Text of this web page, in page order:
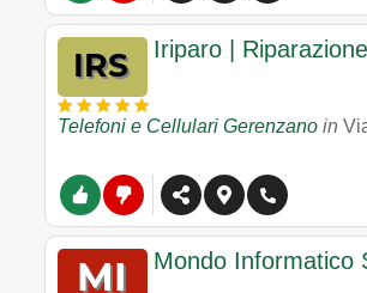
Iriparo |
Telefoni e Cellulari Gerenzano in
Mondo Informatico